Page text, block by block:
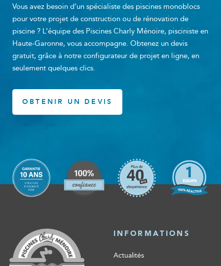
Vous avez besoin d’un spécialiste des piscines monoblocs
pour votre projet de construction ou de rénovation de
piscine ? L’équipe des Piscines Charly Ménoire, pisciniste en
Haute-Garonne, vous accompagne. Obtenez un devis
gratuit, grâce à notre configurateur de projet en ligne, en
seulement quelques clics.
OBTENIR UN DEVIS
INFORMATIONS
Actualités